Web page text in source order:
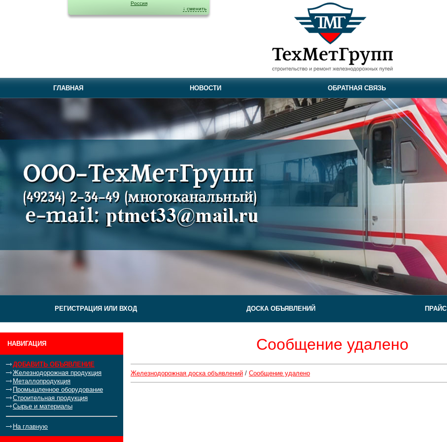
Россия
↓ сменить
ГЛАВНАЯ НОВОСТИ ОБРАТНАЯ СВЯЗЬ
РЕГИСТРАЦИЯ ИЛИ ВХОД ДОСКА ОБЪЯВЛЕНИЙ ПРАЙС
НАВИГАЦИЯ
ДОБАВИТЬ ОБЪЯВЛЕНИЕ
Железнодорожная продукция
Металлопродукция
Промышленное оборудование
Строительная продукция
Сырье и материалы
На главную
Сообщение удалено
Железнодорожная доска объявлений / Сообщение удалено